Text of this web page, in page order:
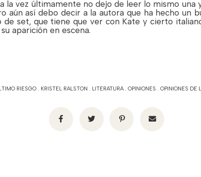
la vez últimamente no dejo de leer lo mismo una
aún así debo decir a la autora que ha hecho un
set, que tiene que ver con Kate y cierto
aparición en escena.
RIESGO. KRISTEL RALSTON . LITERATURA. OPINIONES . OPINIONES DE